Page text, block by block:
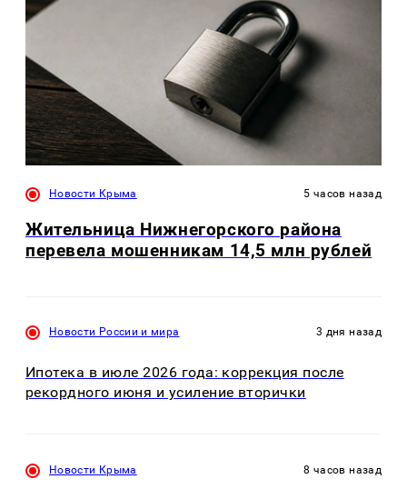
Новости Крыма 5 часов назад
Жительница Нижнегорского района
перевела мошенникам 14,5 млн рублей
Новости России и мира 3 дня назад
Ипотека в июле 2026 года: коррекция после
рекордного июня и усиление вторички
Новости Крыма 8 часов назад